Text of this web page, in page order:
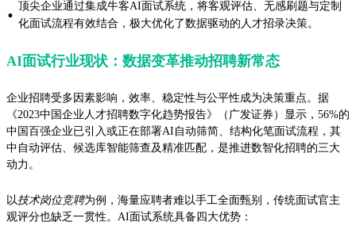
· 顶尖企业通过集成牛客AI面试系统，将客观评估、无感刷题与定制
化面试流程有效结合，极大优化了数据驱动的人才招录决策。
AI面试行业现状：数据变革推动招聘新常态
企业招聘受多因素影响，效率、稳定性与公平性成为决策重点。据
《2023中国企业人才招聘数字化趋势报告》（广发证券）显示，56%的
中国百强企业已引入或正在部署AI自动筛简、结构化笔面试流程，其
中自动评估、候选库智能筛查及精准匹配，是推进数智化招聘的三大
动力。
以技术岗位竞聘为例，海量应聘者难以手工全面甄别，传统面试官主
观评分也缺乏一贯性。AI面试系统具备四大优势：